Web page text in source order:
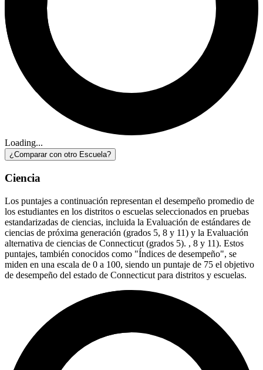
Loading...
¿Comparar con otro Escuela?
Ciencia
Los puntajes a continuación representan el desempeño promedio de
los estudiantes en los distritos o escuelas seleccionados en pruebas
estandarizadas de ciencias, incluida la Evaluación de estándares de
ciencias de próxima generación (grados 5, 8 y 11) y la Evaluación
alternativa de ciencias de Connecticut (grados 5). , 8 y 11). Estos
puntajes, también conocidos como "Índices de desempeño", se
miden en una escala de 0 a 100, siendo un puntaje de 75 el objetivo
de desempeño del estado de Connecticut para distritos y escuelas.